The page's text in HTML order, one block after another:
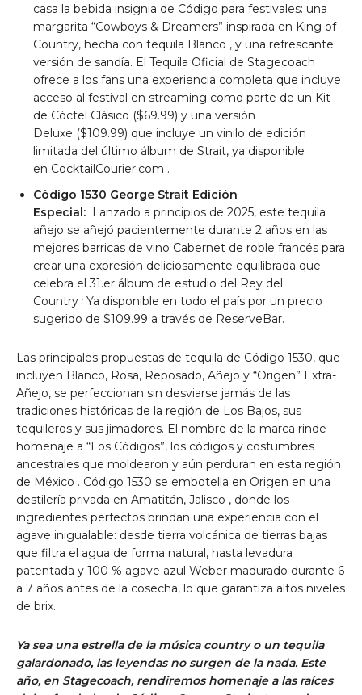
casa la bebida insignia de Código para festivales: una
margarita “Cowboys & Dreamers” inspirada en King of
Country, hecha con tequila Blanco , y una refrescante
versión de sandía. El Tequila Oficial de Stagecoach
ofrece a los fans una experiencia completa que incluye
acceso al festival en streaming como parte de un Kit
de Cóctel Clásico ($69.99) y una versión
Deluxe ($109.99) que incluye un vinilo de edición
limitada del último álbum de Strait, ya disponible
en CocktailCourier.com .
Código 1530 George Strait Edición
Especial: Lanzado a principios de 2025, este tequila
añejo se añejó pacientemente durante 2 años en las
mejores barricas de vino Cabernet de roble francés para
crear una expresión deliciosamente equilibrada que
celebra el 31.er álbum de estudio del Rey del
Country . Ya disponible en todo el país por un precio
sugerido de $109.99 a través de ReserveBar.
Las principales propuestas de tequila de Código 1530, que
incluyen Blanco, Rosa, Reposado, Añejo y “Origen” Extra-
Añejo, se perfeccionan sin desviarse jamás de las
tradiciones históricas de la región de Los Bajos, sus
tequileros y sus jimadores. El nombre de la marca rinde
homenaje a “Los Códigos”, los códigos y costumbres
ancestrales que moldearon y aún perduran en esta región
de México . Código 1530 se embotella en Origen en una
destilería privada en Amatitán, Jalisco , donde los
ingredientes perfectos brindan una experiencia con el
agave inigualable: desde tierra volcánica de tierras bajas
que filtra el agua de forma natural, hasta levadura
patentada y 100 % agave azul Weber madurado durante 6
a 7 años antes de la cosecha, lo que garantiza altos niveles
de brix.
Ya sea una estrella de la música country o un tequila
galardonado, las leyendas no surgen de la nada. Este
año, en Stagecoach, rendiremos homenaje a las raíces